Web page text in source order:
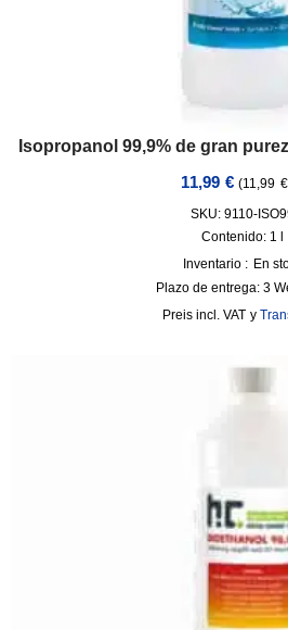
Isopropanol 99,9% de gran
11,99 € (11,99 €
SKU: 9110-
Contenido: 1
Inventario : En
Plazo de entrega: 3
incl. VAT y